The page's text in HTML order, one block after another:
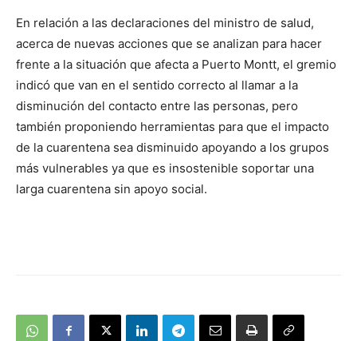
En relación a las declaraciones del ministro de salud,
acerca de nuevas acciones que se analizan para hacer
frente a la situación que afecta a Puerto Montt, el gremio
indicó que van en el sentido correcto al llamar a la
disminución del contacto entre las personas, pero
también proponiendo herramientas para que el impacto
de la cuarentena sea disminuido apoyando a los grupos
más vulnerables ya que es insostenible soportar una
larga cuarentena sin apoyo social.